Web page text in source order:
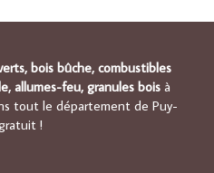
bois bûche, combustibles
allumes-feu, granules bois à
tout le département de Puy-
!